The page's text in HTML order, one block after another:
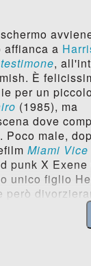
a
,
È
per un
(1985), ma
dove
Poco male,
Miami Vice
punk X Exene
unico figlio
però